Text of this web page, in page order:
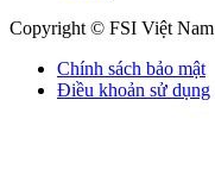
Copyright © FSI Việt Nam
Chính sách bảo mật
Điều khoản sử dụng